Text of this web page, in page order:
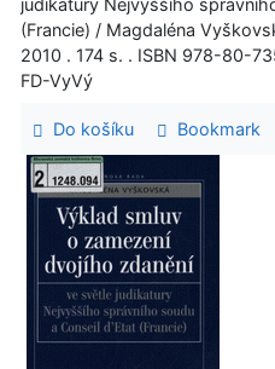
(Francie) / Magdaléna
2010 . 174 s. . ISBN 978-80-
FD-VyVý
Do košíku Bookmark